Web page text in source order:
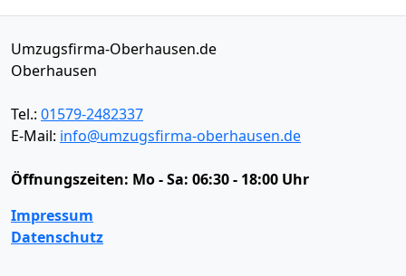
Umzugsfirma-Oberhausen.de
Oberhausen
Tel.: 01579-2482337
E-Mail: info@umzugsfirma-oberhausen.de
Öffnungszeiten: Mo - Sa: 06:30 - 18:00 Uhr
Impressum
Datenschutz